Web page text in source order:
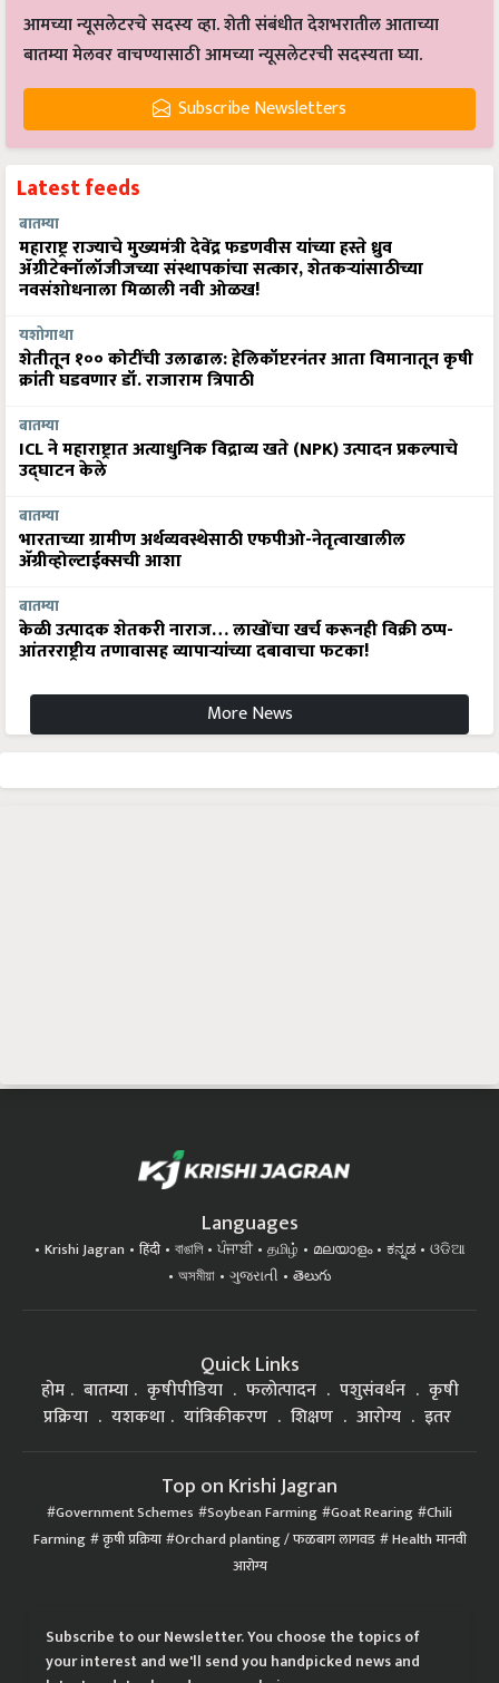
आमच्या न्यूसलेटरचे सदस्य व्हा. शेती संबंधीत देशभरातील आताच्या
बातम्या मेलवर वाचण्यासाठी आमच्या न्यूसलेटरची सदस्यता घ्या.
Subscribe Newsletters
Latest feeds
बातम्या
महाराष्ट्र राज्याचे मुख्यमंत्री देवेंद्र फडणवीस यांच्या हस्ते ध्रुव
ॲग्रीटेक्नॉलॉजीजच्या संस्थापकांचा सत्कार, शेतकऱ्यांसाठीच्या
नवसंशोधनाला मिळाली नवी ओळख!
यशोगाथा
शेतीतून १०० कोटींची उलाढाल: हेलिकॉप्टरनंतर आता विमानातून कृषी
क्रांती घडवणार डॉ. राजाराम त्रिपाठी
बातम्या
ICL ने महाराष्ट्रात अत्याधुनिक विद्राव्य खते (NPK) उत्पादन प्रकल्पाचे
उद्घाटन केले
बातम्या
भारताच्या ग्रामीण अर्थव्यवस्थेसाठी एफपीओ-नेतृत्वाखालील
अ‍ॅग्रीव्होल्टाईक्सची आशा
बातम्या
केळी उत्पादक शेतकरी नाराज… लाखोंचा खर्च करूनही विक्री ठप्प-
आंतरराष्ट्रीय तणावासह व्यापाऱ्यांच्या दबावाचा फटका!
More News
Languages
Krishi Jagran हिंदी বাঙালি ਪੰਜਾਬੀ தமிழ் മലയാളം ಕನ್ನಡ
ଓଡିଆ
অসমীয়া
ગુજરાતી తెలుగు
Quick Links
होम बातम्या कृषीपीडिया फलोत्पादन पशुसंवर्धन
कृषी
प्रक्रिया
यशकथा यांत्रिकीकरण शिक्षण आरोग्य इतर
Top on Krishi Jagran
Government Schemes Soybean Farming Goat Rearing Chili
Farming कृषी प्रक्रिया Orchard planting / फळबाग लागवड Health मानवी
आरोग्य
Subscribe to our Newsletter. You choose the topics of
your interest and we'll send you handpicked news and